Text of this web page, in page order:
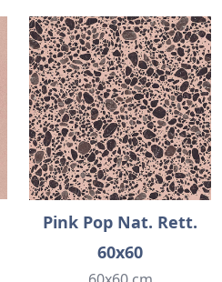
Pink Pop Nat. Rett.
60x60